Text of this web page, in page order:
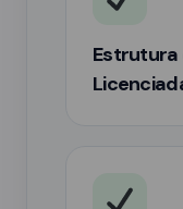
Estrutura